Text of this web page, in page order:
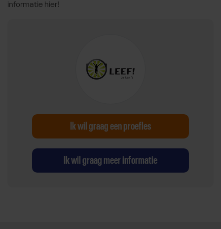
informatie hier!
Ik wil graag een proefles
Ik wil graag meer informatie